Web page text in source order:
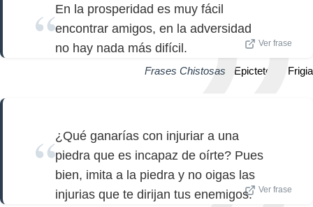
En la prosperidad es muy fácil
encontrar amigos, en la adversidad
no hay nada más difícil.
Ver frase
Frases Chistosas | Epicteto de Frigia
¿Qué ganarías con injuriar a una
piedra que es incapaz de oírte? Pues
bien, imita a la piedra y no oigas las
injurias que te dirijan tus enemigos.
Ver frase